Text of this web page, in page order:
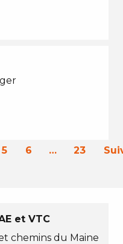
5 6 … 23
et VTC
chemins du Maine